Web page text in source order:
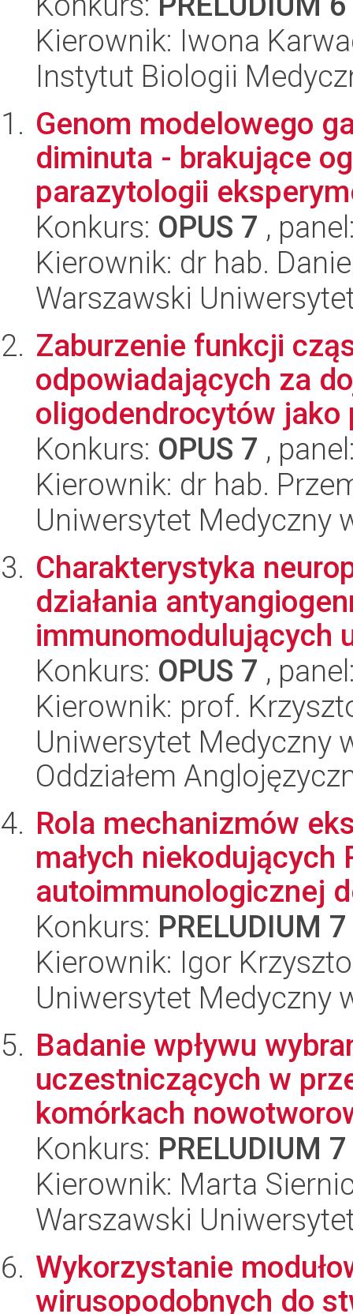
Kierownik: Iwona
Instytut Biologii
Genom modelowego
diminuta - brakujące
parazytologii
Konkurs: OPUS 7 ,
Kierownik: dr hab.
Warszawski
Zaburzenie funkcji
odpowiadających za
oligodendrocytów jako
Konkurs: OPUS 7 ,
Kierownik: dr hab.
Uniwersytet Medyczny
Charakterystyka
działania
immunomodulujących
Konkurs: OPUS 7 ,
Kierownik: prof.
Uniwersytet Medyczny
Oddziałem
Rola mechanizmów
małych niekodujących
autoimmunologicznej
Konkurs: PRELUDIUM 7
Kierownik: Igor
Uniwersytet Medyczny
Badanie wpływu
uczestniczących w
komórkach
Konkurs: PRELUDIUM 7
Kierownik: Marta
Warszawski
Wykorzystanie
wirusopodobnych do